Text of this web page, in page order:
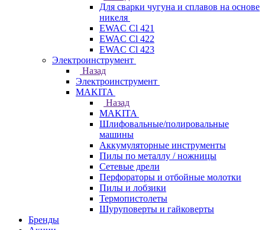
Для сварки чугуна и сплавов на основе
никеля
EWAC Cl 421
EWAC Cl 422
EWAC Cl 423
Электроинструмент
Назад
Электроинструмент
МAKITA
Назад
МAKITA
Шлифовальные/полировальные
машины
Аккумуляторные инструменты
Пилы по металлу / ножницы
Сетевые дрели
Перфораторы и отбойные молотки
Пилы и лобзики
Термопистолеты
Шуруповерты и гайковерты
Бренды